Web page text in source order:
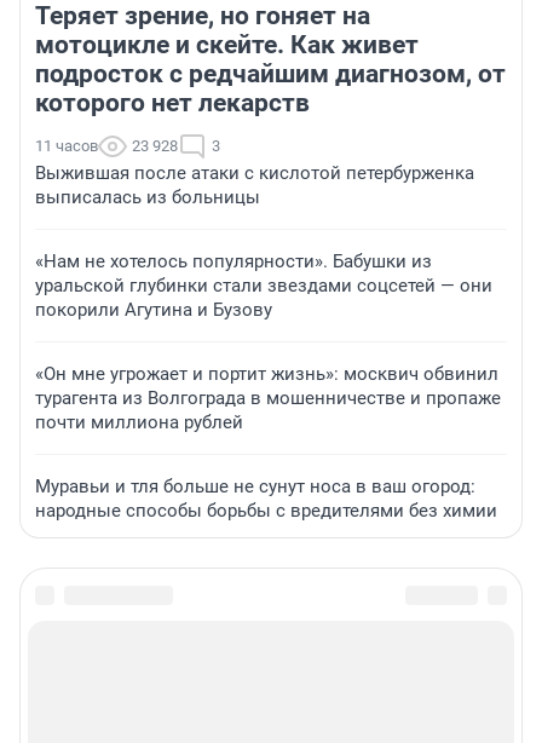
Теряет зрение, но гоняет на
мотоцикле и скейте. Как живет
подросток с редчайшим диагнозом, от
которого нет лекарств
11 часов 23 928 3
Выжившая после атаки с кислотой петербурженка
выписалась из больницы
«Нам не хотелось популярности». Бабушки из
уральской глубинки стали звездами соцсетей — они
покорили Агутина и Бузову
«Он мне угрожает и портит жизнь»: москвич обвинил
турагента из Волгограда в мошенничестве и пропаже
почти миллиона рублей
Муравьи и тля больше не сунут носа в ваш огород:
народные способы борьбы с вредителями без химии